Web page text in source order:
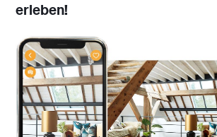
erleben!